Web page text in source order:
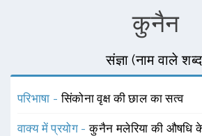
कुनैन
संज्ञा (नाम वाले
परिभाषा -सिंकोना वृक्ष की छाल का सत्व
वाक्य में प्रयोग -कुनैन मलेरिया की औषधि